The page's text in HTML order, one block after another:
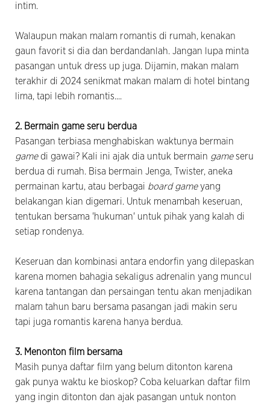
intim.
Walaupun makan malam romantis di rumah, kenakan
gaun favorit si dia dan berdandanlah. Jangan lupa minta
pasangan untuk dress up juga. Dijamin, makan malam
terakhir di 2024 senikmat makan malam di hotel bintang
lima, tapi lebih romantis....
2. Bermain game seru berdua
Pasangan terbiasa menghabiskan waktunya bermain
gamedi gawai? Kali ini ajak dia untuk bermain gameseru
berdua di rumah. Bisa bermain Jenga, Twister, aneka
permainan kartu, atau berbagai board gameyang
belakangan kian digemari. Untuk menambah keseruan,
tentukan bersama 'hukuman' untuk pihak yang kalah di
setiap rondenya.
Keseruan dan kombinasi antara endorfin yang dilepaskan
karena momen bahagia sekaligus adrenalin yang muncul
karena tantangan dan persaingan tentu akan menjadikan
malam tahun baru bersama pasangan jadi makin seru
tapi juga romantis karena hanya berdua.
3. Menonton film bersama
Masih punya daftar film yang belum ditonton karena
gak punya waktu ke bioskop? Coba keluarkan daftar film
yang ingin ditonton dan ajak pasangan untuk nonton